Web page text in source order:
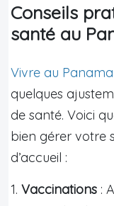
Conseils
santé au
Vivre au Panama
quelques
de santé. Voici
bien gérer votre
d’accueil :
1. Vaccinations :